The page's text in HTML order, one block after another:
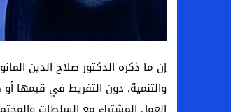
إن ما ذكره الدكتور صلاح الدين
والتنمية، دون التفريط في قيمها